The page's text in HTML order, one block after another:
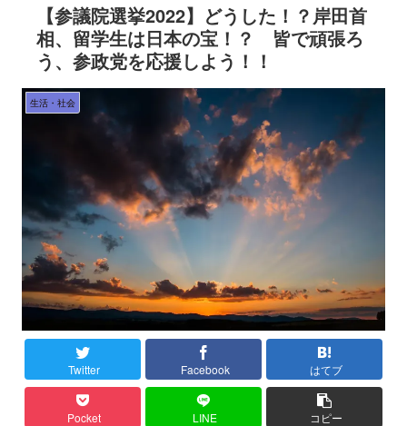
【参議院選挙2022】どうした！？岸田首
相、留学生は日本の宝！？ 皆で頑張ろ
う、参政党を応援しよう！！
生活・社会
Twitter Facebook はてブ
Pocket LINE コピー